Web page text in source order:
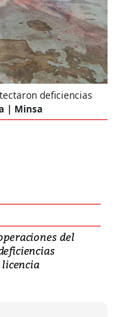
deficiencias
| Minsa
del